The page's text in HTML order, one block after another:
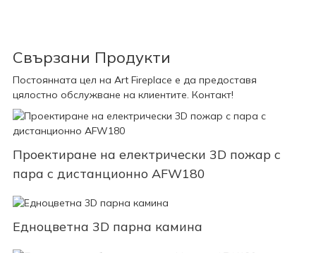
Свързани Продукти
Постоянната цел на Art Fireplace е да предоставя
цялостно обслужване на клиентите. Контакт!
Проектиране на електрически 3D пожар с
пара с дистанционно AFW180
Едноцветна 3D парна камина